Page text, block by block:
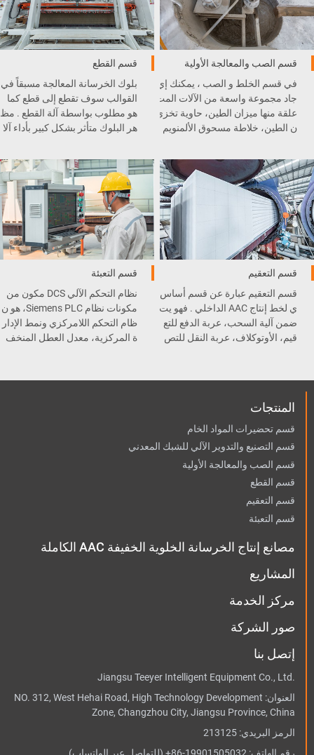
قسم الصب والمعالجة الأولية
في قسم الخلط و الصب ، يمكنك إي
جاد مجموعة واسعة من الآلات المت
علقة منها ميزان الطين، حاوية تخزي
ن الطين، خلاطة مسحوق الألمنويم
ل، و غيرها .
قسم القطع
بلوك الخرسانة المعالجة مسبقاً في
القوالب سوف تقطع إلى قطع كما
هو مطلوب بواسطة آلة القطع . مظ
هر البلوك متأثر بشكل كبير بأداء آلا
قسم التعقيم
قسم التعقيم عبارة عن قسم أساس
ي لخط إنتاج AAC الداخلي . فهو يت
ضمن آلية السحب، عربة الدفع للتع
قيم، الأوتوكلاف، عربة النقل للتص
قسم التعبئة
نظام التحكم الآلي DCS مكون من
مكونات نظام Siemens PLC، هو ن
ظام التحكم اللامركزي ونمط الإدار
ة المركزية، معدل العطل المنخف
المنتجات
قسم تحضيرات المواد الخام
قسم التصنيع والتدوير الآلي للشبك المعدني
قسم الصب والمعالجة الأولية
قسم القطع
قسم التعقيم
قسم التعبئة
مصانع إنتاج الخرسانة الخلوية الخفيفة AAC الكاملة
المشاريع
مركز الخدمة
صور الشركة
إتصل بنا
Jiangsu Teeyer Intelligent Equipment Co., Ltd.
العنوان: NO. 312, West Hehai Road, High Technology Development
Zone, Changzhou City, Jiangsu Province, China
الرمز البريدي: 213125